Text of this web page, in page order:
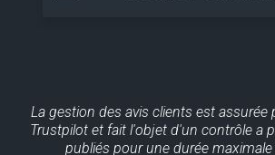
La gestion des avis clients est assurée
Trustpilot et fait l'objet d'un contrôle a
publiés pour une durée maximale